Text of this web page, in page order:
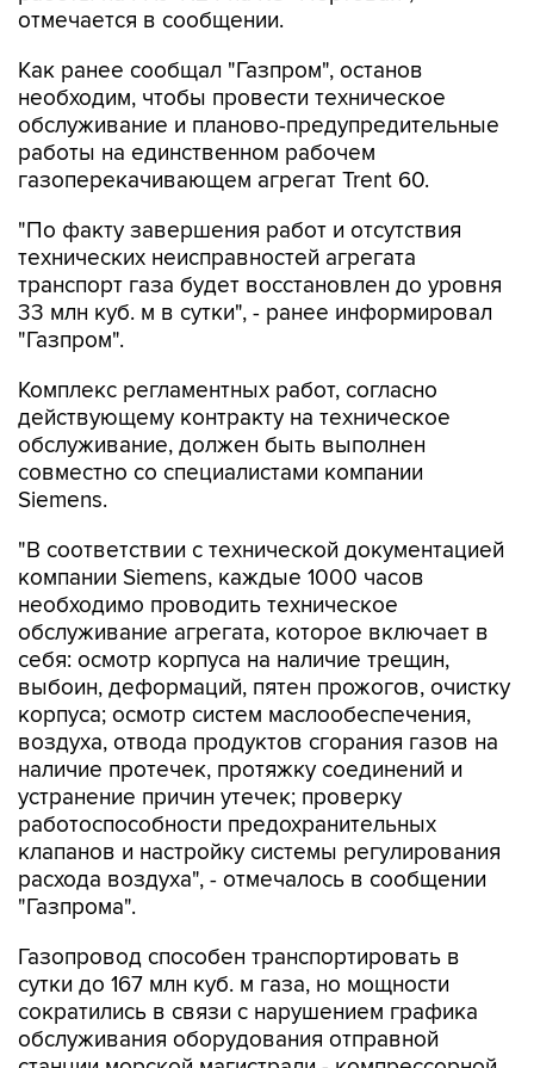
отмечается в сообщении.
Как ранее сообщал "Газпром", останов
необходим, чтобы провести техническое
обслуживание и планово-предупредительные
работы на единственном рабочем
газоперекачивающем агрегат Trent 60.
"По факту завершения работ и отсутствия
технических неисправностей агрегата
транспорт газа будет восстановлен до уровня
33 млн куб. м в сутки", - ранее информировал
"Газпром".
Комплекс регламентных работ, согласно
действующему контракту на техническое
обслуживание, должен быть выполнен
совместно со специалистами компании
Siemens.
"В соответствии с технической документацией
компании Siemens, каждые 1000 часов
необходимо проводить техническое
обслуживание агрегата, которое включает в
себя: осмотр корпуса на наличие трещин,
выбоин, деформаций, пятен прожогов, очистку
корпуса; осмотр систем маслообеспечения,
воздуха, отвода продуктов сгорания газов на
наличие протечек, протяжку соединений и
устранение причин утечек; проверку
работоспособности предохранительных
клапанов и настройку системы регулирования
расхода воздуха", - отмечалось в сообщении
"Газпрома".
Газопровод способен транспортировать в
сутки до 167 млн куб. м газа, но мощности
сократились в связи с нарушением графика
обслуживания оборудования отправной